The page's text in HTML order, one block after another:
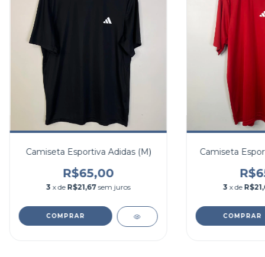
Camiseta Esportiva Adidas (M)
R$65,00
3 x de R$21,67 sem juros
COMPRAR
Camiseta
3 x de
COMPRAR